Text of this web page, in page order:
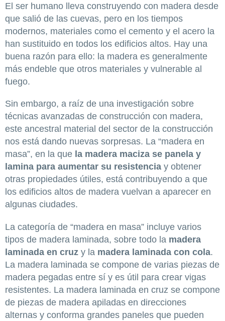
El ser humano lleva construyendo con madera desde
que salió de las cuevas, pero en los tiempos
modernos, materiales como el cemento y el acero la
han sustituido en todos los edificios altos. Hay una
buena razón para ello: la madera es generalmente
más endeble que otros materiales y vulnerable al
fuego.
Sin embargo, a raíz de una investigación sobre
técnicas avanzadas de construcción con madera,
este ancestral material del sector de la construcción
nos está dando nuevas sorpresas. La “madera en
masa”, en la que la madera maciza se panela y
lamina para aumentar su resistencia y obtener
otras propiedades útiles, está contribuyendo a que
los edificios altos de madera vuelvan a aparecer en
algunas ciudades.
La categoría de “madera en masa” incluye varios
tipos de madera laminada, sobre todo la madera
laminada en cruz y la madera laminada con cola.
La madera laminada se compone de varias piezas de
madera pegadas entre sí y es útil para crear vigas
resistentes. La madera laminada en cruz se compone
de piezas de madera apiladas en direcciones
alternas y conforma grandes paneles que pueden